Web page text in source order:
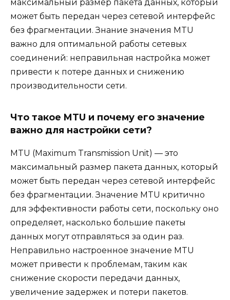
максимальный размер пакета данных, который
может быть передан через сетевой интерфейс
без фрагментации. Знание значения MTU
важно для оптимальной работы сетевых
соединений: неправильная настройка может
привести к потере данных и снижению
производительности сети.
Что такое MTU и почему его значение
важно для настройки сети?
MTU (Maximum Transmission Unit) — это
максимальный размер пакета данных, который
может быть передан через сетевой интерфейс
без фрагментации. Значение MTU критично
для эффективности работы сети, поскольку оно
определяет, насколько большие пакеты
данных могут отправляться за один раз.
Неправильно настроенное значение MTU
может привести к проблемам, таким как
снижение скорости передачи данных,
увеличение задержек и потери пакетов.